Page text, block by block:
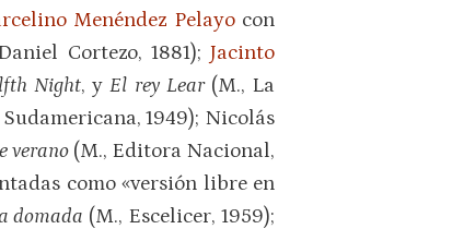
Menéndez Pelayocon
Cortezo, 1881); Jacinto
Night, yEl rey Lear (M., La
1949); Nicolás
verano (M., Editora Nacional,
como «versión libre en
domada (M., Escelicer, 1959);